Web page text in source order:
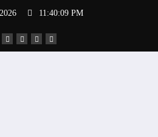
11:40:10 PM